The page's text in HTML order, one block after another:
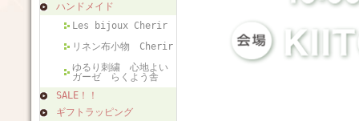
ハンドメイド
Les bijoux Cherir
リネン布小物 Cherir
ゆるり刺繍 心地よい
ガーゼ らくよう舎
SALE！！
ギフトラッピング